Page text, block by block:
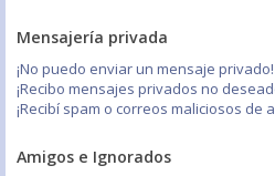
Mensajería privada
¡No puedo enviar un mensaje privado!
¡Recibo mensajes privados no
¡Recibí spam o correos maliciosos de
Amigos e Ignorados